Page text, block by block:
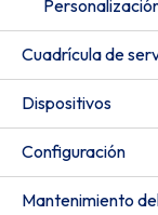
Cuadrícula de
Dispositivos
Configuración
Mantenimiento